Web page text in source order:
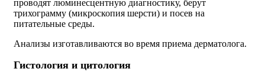
проводят люминесцентную диагностику, берут
трихограмму (микроскопия шерсти) и посев на
питательные среды.
Анализы изготавливаются во время приема дерматолога.
Гистология и цитология